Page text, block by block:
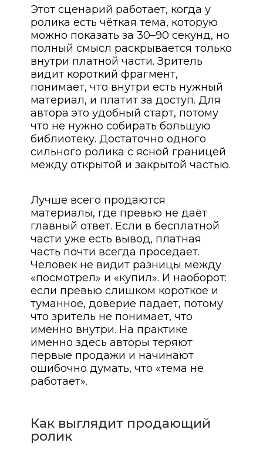
Этот сценарий работает, когда у
ролика есть чёткая тема, которую
можно показать за 30–90 секунд, но
полный смысл раскрывается только
внутри платной части. Зритель
видит короткий фрагмент,
понимает, что внутри есть нужный
материал, и платит за доступ. Для
автора это удобный старт, потому
что не нужно собирать большую
библиотеку. Достаточно одного
сильного ролика с ясной границей
между открытой и закрытой частью.
Лучше всего продаются
материалы, где превью не даёт
главный ответ. Если в бесплатной
части уже есть вывод, платная
часть почти всегда проседает.
Человек не видит разницы между
«посмотрел» и «купил». И наоборот:
если превью слишком короткое и
туманное, доверие падает, потому
что зритель не понимает, что
именно внутри. На практике
именно здесь авторы теряют
первые продажи и начинают
ошибочно думать, что «тема не
работает».
Как выглядит продающий
ролик